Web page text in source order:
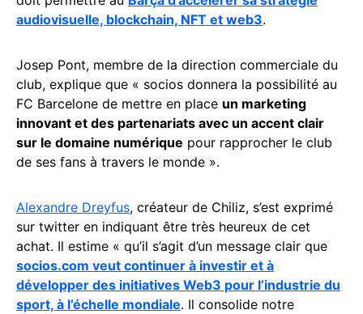
audiovisuelle, blockchain, NFT et web3.
Josep Pont, membre de la direction commerciale du
club, explique que « socios donnera la possibilité au
FC Barcelone de mettre en place un marketing
innovant et des partenariats avec un accent clair
sur le domaine numérique pour rapprocher le club
de ses fans à travers le monde ».
Alexandre Dreyfus, créateur de Chiliz, s’est exprimé
sur twitter en indiquant être très heureux de cet
achat. Il estime « qu’il s’agit d’un message clair que
socios.com veut continuer à investir et à
développer des initiatives Web3 pour l’industrie du
sport, à l’échelle mondiale. Il consolide notre